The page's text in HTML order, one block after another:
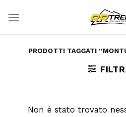
content
PRODOTTI TAGGATI
Non è stato trovato